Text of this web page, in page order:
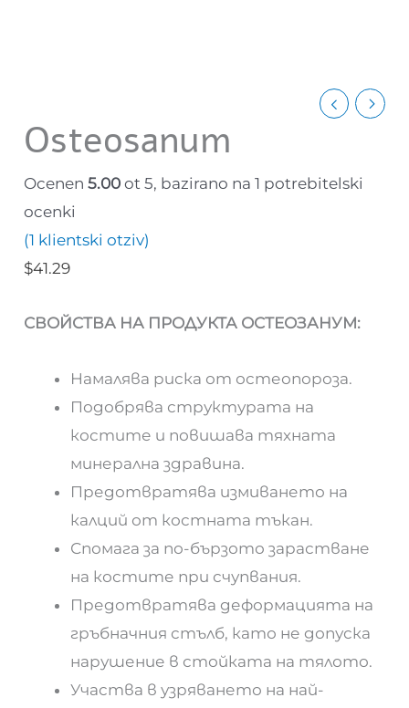
Osteosanum
Ocenen5.00 ot 5, bazirano na1 potrebitelski
ocenki
(1 klientski otziv)
$41.29
СВОЙСТВА НА ПРОДУКТА ОСТЕОЗАНУМ:
Намалява риска от остеопороза.
Подобрява структурата на
костите и повишава тяхната
минерална здравина.
Предотвратява измиването на
калций от костната тъкан.
Спомага за по-бързото зарастване
на костите при счупвания.
Предотвратява деформацията на
гръбначния стълб, като не допуска
нарушение в стойката на тялото.
Участва в узряването на най-